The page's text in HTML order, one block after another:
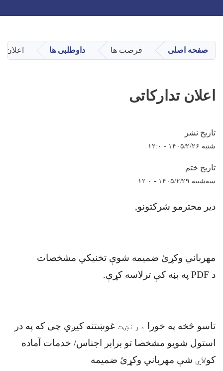
main
content
صفحه اصلی فرصت ها داوطلبی ها اعلان
اعلان تدارکاتی
تاریخ نشر
شنبه ۱۴۰۵/۲/۲۶ - ۱۲:۰
تاریخ ختم
سه‌شنبه ۱۴۰۵/۲/۲۹ - ۱۲:۰
دیر محترمو شرکتونو,
مهرباني وکړئ ضمیمه شوې تخنيکي مشخصات
د PDF په بڼه کې ترلاسه کړې.
تاسو څخه په خورا درنښت غوښتنه کیږي چی که په در
استول شویو مشخصا تو برابر اجناس/ خدمات آماده
کولاي شې مهرباني وکړئ ضمیمه